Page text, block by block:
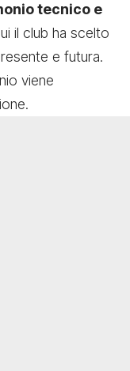
tecnico e
il club ha scelto
e futura.
viene